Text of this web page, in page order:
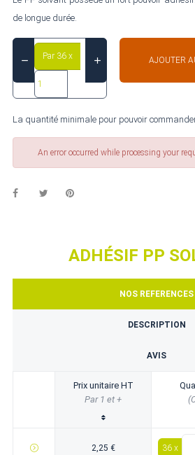
de longue durée.
Par 36 x AJOUTER
La quantité minimale pour pouvoir
An error occurred while processing your
ADHÉSIF PP
NOS REFERENCES
DESCRIPTION
AVIS
Prix unitaire HT
Par 1 et +
2,25 € 36 x